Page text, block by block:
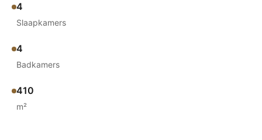
4
Slaapkamers
4
Badkamers
410
m²